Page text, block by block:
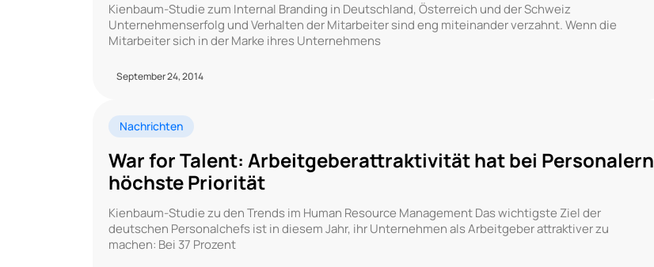
Kienbaum-Studie zum Internal Branding in Deutschland, Österreich und der Schweiz
Unternehmenserfolg und Verhalten der Mitarbeiter sind eng miteinander verzahnt. Wenn die
Mitarbeiter sich in der Marke ihres Unternehmens
September 24, 2014
Nachrichten
War for Talent: Arbeitgeberattraktivität hat bei Personalern
höchste Priorität
Kienbaum-Studie zu den Trends im Human Resource Management Das wichtigste Ziel der
deutschen Personalchefs ist in diesem Jahr, ihr Unternehmen als Arbeitgeber attraktiver zu
machen: Bei 37 Prozent